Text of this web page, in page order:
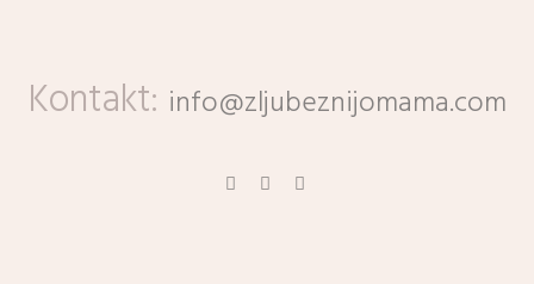
Kontakt: info@zljubeznijomama.com